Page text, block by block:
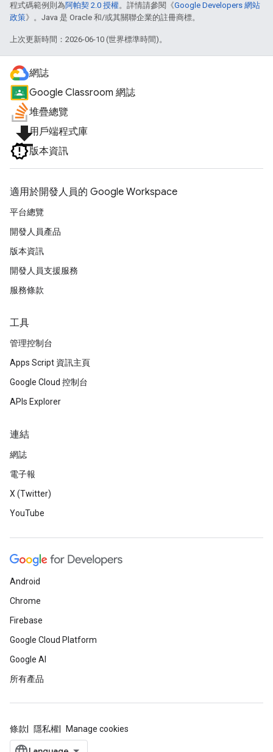
程式碼範例則為阿帕契 2.0 授權。詳情請參閱《Google Developers 網站
政策》。Java 是 Oracle 和/或其關聯企業的註冊商標。
上次更新時間：2026-06-10 (世界標準時間)。
網誌
Google Classroom 網誌
堆疊總覽
file_download用戶端程式庫
版本資訊
適用於開發人員的 Google Workspace
平台總覽
開發人員產品
版本資訊
開發人員支援服務
服務條款
工具
管理控制台
Apps Script 資訊主頁
Google Cloud 控制台
APIs Explorer
連結
網誌
電子報
X (Twitter)
YouTube
Android
Chrome
Firebase
Google Cloud Platform
Google AI
所有產品
條款 隱私權 Manage cookies